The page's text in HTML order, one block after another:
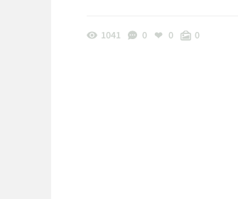
1041 0 0 0